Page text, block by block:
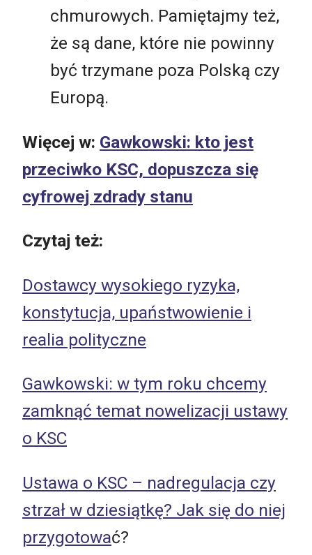
chmurowych. Pamiętajmy też,
że są dane, które nie powinny
być trzymane poza Polską czy
Europą.
Więcej w: Gawkowski: kto jest
przeciwko KSC, dopuszcza się
cyfrowej zdrady stanu
Czytaj też:
Dostawcy wysokiego ryzyka,
konstytucja, upaństwowienie i
realia polityczne
Gawkowski: w tym roku chcemy
zamknąć temat nowelizacji ustawy
o KSC
Ustawa o KSC – nadregulacja czy
strzał w dziesiątkę? Jak się do niej
przygotować?